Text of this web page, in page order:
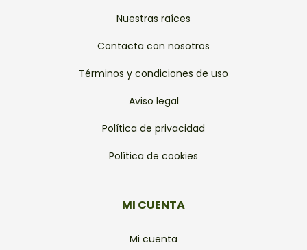
Nuestras raíces
Contacta con nosotros
Términos y condiciones de uso
Aviso legal
Política de privacidad
Política de cookies
MI CUENTA
Mi cuenta